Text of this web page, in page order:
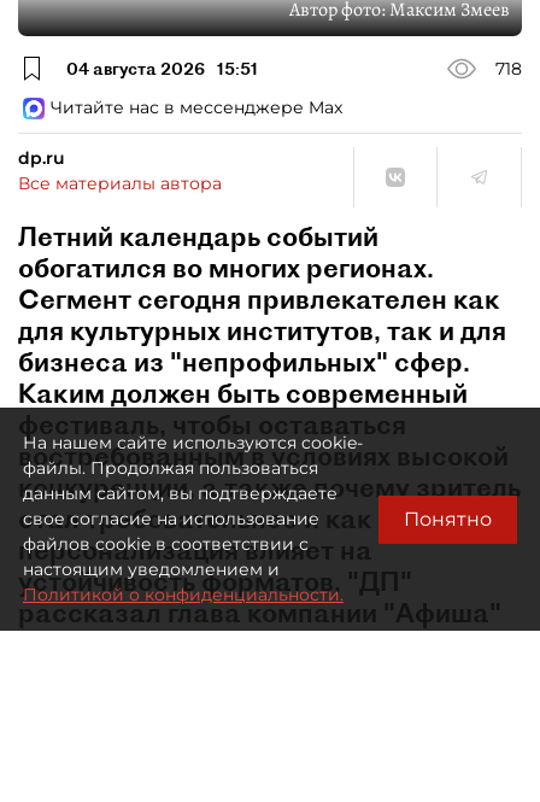
Автор фото:Максим Змеев
04 августа 2026 15:51
718
Читайте нас в мессенджере Max
dp.ru
Все материалы автора
Летний календарь событий
обогатился во многих регионах.
Сегмент сегодня привлекателен как
для культурных институтов, так и для
бизнеса из "непрофильных" сфер.
Каким должен быть современный
фестиваль, чтобы оставаться
востребованным в условиях высокой
конкуренции, а также почему зритель
стал требовательнее и как
персонализация влияет на
устойчивость форматов, "ДП"
рассказал глава компании "Афиша"
На нашем сайте используются cookie-
файлы. Продолжая пользоваться
данным сайтом, вы подтверждаете
свое согласие на использование
файлов cookie в соответствии с
настоящим уведомлением и
Политикой о конфиденциальности.
Понятно